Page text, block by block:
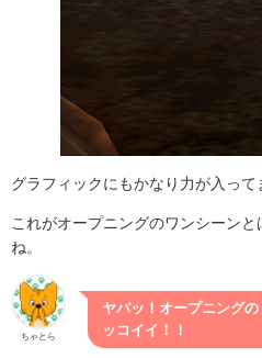
グラフィックにもかなり力が入って
これがオープニングのワンシーン
ね。
ちゃとら
ヤバッ！オープニング
ッコイイ！！